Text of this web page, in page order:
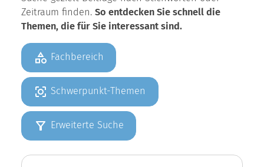
Zeitraum finden. So entdecken Sie schnell die
Themen, die für Sie interessant sind.
Fachbereich
Schwerpunkt-Themen
Erweiterte Suche